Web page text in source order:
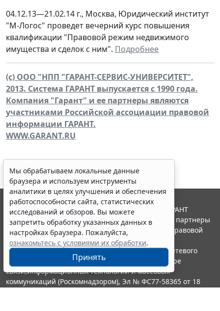
04.12.13—21.02.14 г., Москва, Юридический институт
"М-Логос" проведет вечерний курс повышения
квалификации "Правовой режим недвижимого
имущества и сделок с ним". Подробнее
(c) ООО "НПП "ГАРАНТ-СЕРВИС-УНИВЕРСИТЕТ",
2013. Система ГАРАНТ выпускается с 1990 года.
Компания "Гарант" и ее партнеры являются
участниками Российской ассоциации правовой
информации ГАРАНТ.
WWW.GARANT.RU
Мы обрабатываем локальные данные
браузера и используем инструменты
аналитики в целях улучшения и обеспечения
работоспособности сайта, статистических
исследований и обзоров. Вы можете
запретить обработку указанных данных в
настройках браузера. Пожалуйста,
ознакомьтесь с условиями их обработки.
Принять
© ООО "НПП "ГАРАНТ-СЕРВИС", 2026. Система ГАРАНТ
выпускается с 1990 года. Компания "Гарант" и ее партнеры
являются участниками Российской ассоциации правовой
информации ГАРАНТ.
Портал ГАРАНТ.РУ зарегистрирован в качестве сетевого
издания Федеральной службой по надзору в сфере
связи,информационных технологий и массовых
коммуникаций (Роскомнадзором), Эл № ФС77-58365 от 18